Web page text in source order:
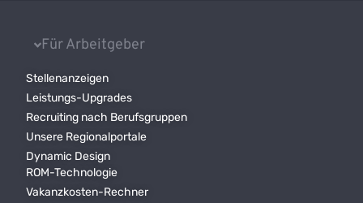
Für Arbeitgeber
Stellenanzeigen
Leistungs-Upgrades
Recruiting nach Berufsgruppen
Unsere Regionalportale
Dynamic Design
ROM-Technologie
Vakanzkosten-Rechner